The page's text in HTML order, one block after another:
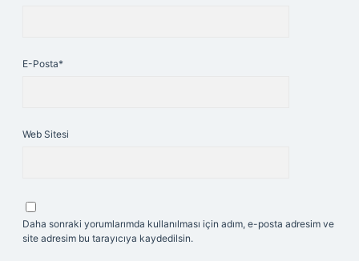
E-Posta*
Web Sitesi
Daha sonraki yorumlarımda kullanılması için adım, e-posta adresim ve
site adresim bu tarayıcıya kaydedilsin.